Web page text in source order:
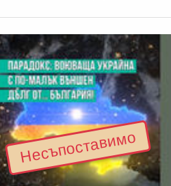
Несъпоставимо